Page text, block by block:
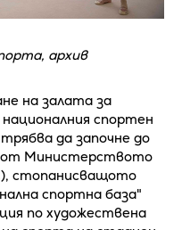
архив
на залата за
спортен
да започне до
от Министерството
стопанисващото
спортна база"
по художествена